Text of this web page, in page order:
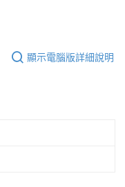
顯示電腦版詳細說明